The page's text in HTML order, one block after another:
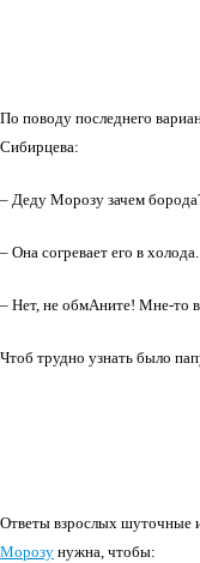
По поводу последнего
Сибирцева:
– Деду Морозу зачем
– Она согревает его в холода.
– Нет, не обмАните! Мне-то
Чтоб трудно узнать было
Ответы взрослых шуточные
Морозу нужна, чтобы: